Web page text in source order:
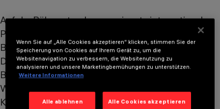
Auf der Bühne standen prominente internationale
Persönlichkeiten, darunter die Architekten Stefano
Boeri und Benedetta Tagliabue, der Lichtdesigner
Dean Skira, der Neurowissenschaftler Andrea
Bariselli und die Astrophysikerin und
Wissenschaftskommunikatorin Edwige Pezzulli.
Koordiniert von der Journalistin Marialuisa Pezzali
Wenn Sie auf „Alle Cookies akzeptieren“ klicken, stimmen Sie der
Speicherung von Cookies auf Ihrem Gerät zu, um die
Websitenavigation zu verbessern, die Websitenutzung zu
analysieren und unsere Marketingbemühungen zu unterstützen.
Weitere Informationen
Alle ablehnen Alle Cookies akzeptieren